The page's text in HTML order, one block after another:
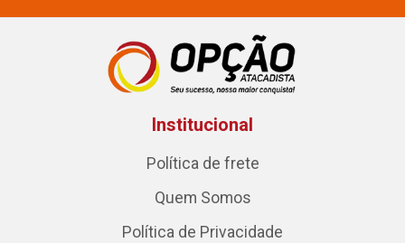
Institucional
Política de frete
Quem Somos
Política de Privacidade